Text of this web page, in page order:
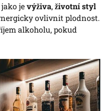
jevýživa,životní styl
ovlivnit plodnost.
alkoholu, pokud